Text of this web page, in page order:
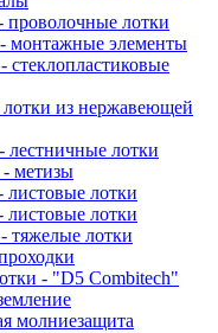
проволочные лотки
монтажные элементы
стеклопластиковые
из нержавеющей
лестничные лотки
метизы
листовые лотки
листовые лотки
тяжелые лотки
- "D5 Combitech"
молниезащита